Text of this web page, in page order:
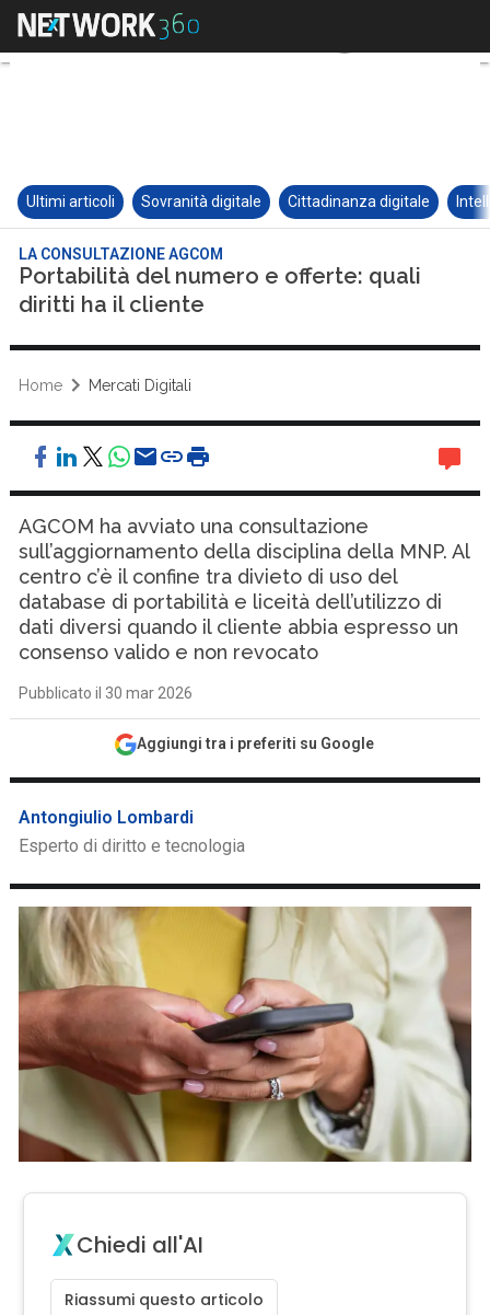
Ultimi articoli Sovranità digitale Cittadinanza digitale
LA CONSULTAZIONE AGCOM
Portabilità del numero e offerte: quali
diritti ha il cliente
Home Mercati Digitali
AGCOM ha avviato una consultazione
sull’aggiornamento della disciplina della MNP. Al
centro c’è il confine tra divieto di uso del
database di portabilità e liceità dell’utilizzo di
dati diversi quando il cliente abbia espresso un
consenso valido e non revocato
Pubblicato il 30 mar 2026
Aggiungi tra i preferiti su Google
Antongiulio Lombardi
Esperto di diritto e tecnologia
Chiedi all'AI
Riassumi questo articolo